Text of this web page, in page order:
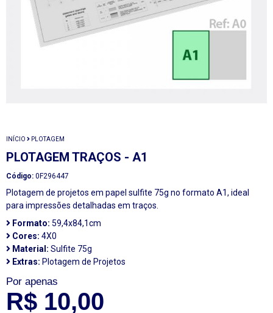
INÍCIO PLOTAGEM
PLOTAGEM TRAÇOS - A1
Código: 0F296447
Plotagem de projetos em papel sulfite 75g no formato A1, ideal
para impressões detalhadas em traços.
Formato: 59,4x84,1cm
Cores: 4X0
Material: Sulfite 75g
Extras: Plotagem de Projetos
Por apenas
R$ 10,00